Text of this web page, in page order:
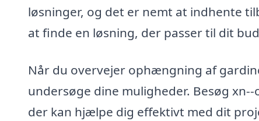
løsninger, og det er nemt at indhente
at finde en løsning, der passer til dit
Når du overvejer ophængning af
undersøge dine muligheder. Besøg
der kan hjælpe dig effektivt med dit